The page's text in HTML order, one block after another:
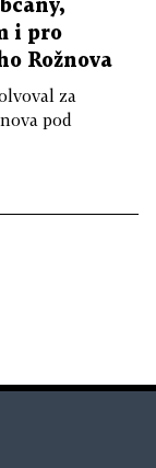
i pro
Rožnova
za
pod